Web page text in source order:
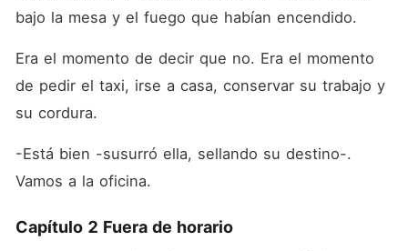
bajo la mesa y el fuego que habían encendido.
Era el momento de decir que no. Era el momento
de pedir el taxi, irse a casa, conservar su trabajo y
su cordura.
-Está bien -susurró ella, sellando su destino-.
Vamos a la oficina.
Capítulo 2 Fuera de horario